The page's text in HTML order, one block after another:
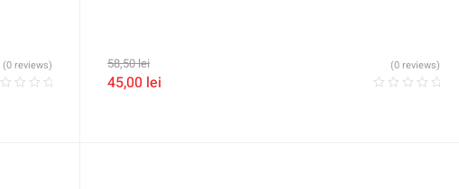
(0 reviews) 58,50lei
45,00 lei
(0 reviews)